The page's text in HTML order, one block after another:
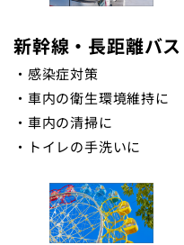
新幹線・長距離バス
・感染症対策
・車内の衛生環境維持に
・車内の清掃に
・トイレの手洗いに